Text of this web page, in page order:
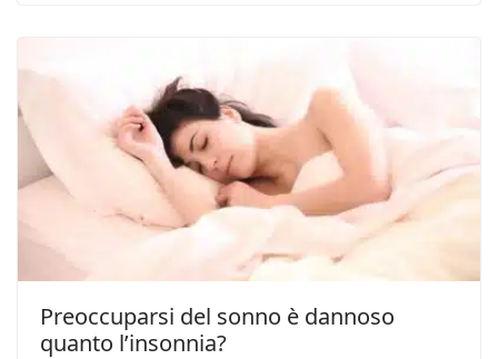
Preoccuparsi del sonno è dannoso
quanto l’insonnia?